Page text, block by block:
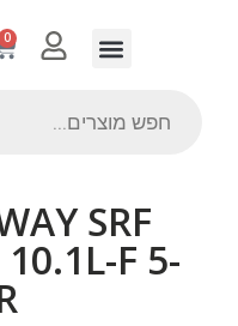
0
SRF
F 5-